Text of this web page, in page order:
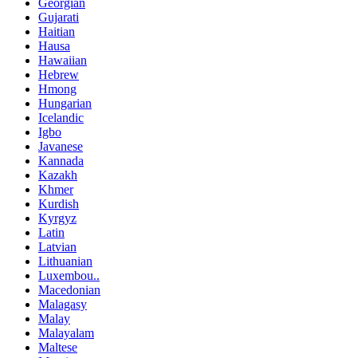
Georgian
Gujarati
Haitian
Hausa
Hawaiian
Hebrew
Hmong
Hungarian
Icelandic
Igbo
Javanese
Kannada
Kazakh
Khmer
Kurdish
Kyrgyz
Latin
Latvian
Lithuanian
Luxembou..
Macedonian
Malagasy
Malay
Malayalam
Maltese